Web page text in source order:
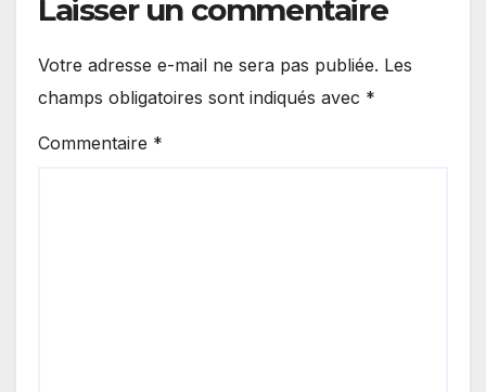
Laisser un commentaire
Votre adresse e-mail ne sera pas publiée. Les
champs obligatoires sont indiqués avec *
Commentaire *